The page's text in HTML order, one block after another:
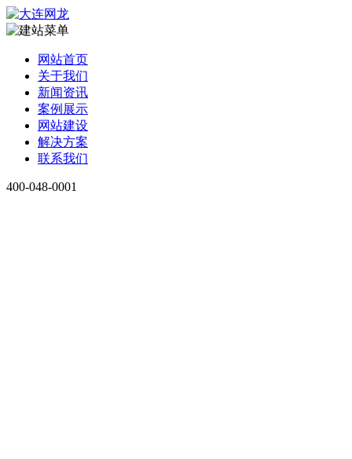
网站首页
关于我们
新闻资讯
案例展示
网站建设
解决方案
联系我们
400-048-0001